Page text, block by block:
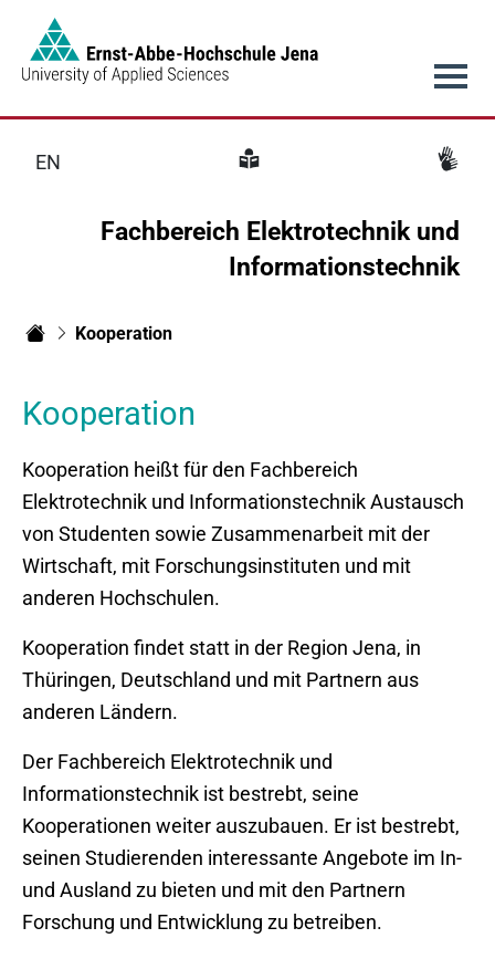
EN
Fachbereich Elektrotechnik und
Informationstechnik
Kooperation
Kooperation
​Kooperation heißt für den Fachbereich
Elektrotechnik und Informationstechnik Austausch
von Studenten sowie Zusammenarbeit mit der
Wirtschaft, mit Forschungsinstituten und mit
anderen Hochschulen.
Kooperation findet statt in der Region Jena, in
Thüringen, Deutschland und mit Partnern aus
anderen Ländern.
Der Fachbereich Elektrotechnik und
Informationstechnik ist bestrebt, seine
Kooperationen weiter auszubauen. Er ist bestrebt,
seinen Studierenden interessante Angebote im In-
und Ausland zu bieten und mit den Partnern
Forschung und Entwicklung zu betreiben.